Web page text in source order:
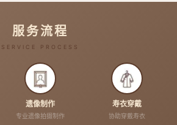
服务流程
SERVICE PROCESS
遗像制作
专业遗像拍摄制作
寿衣穿戴
协助穿戴寿衣